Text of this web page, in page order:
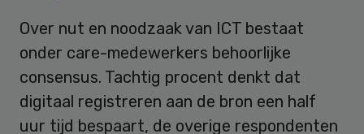
Over nut en noodzaak van ICT bestaat
onder care-medewerkers behoorlijke
consensus. Tachtig procent denkt dat
digitaal registreren aan de bron een half
uur tijd bespaart, de overige respondenten